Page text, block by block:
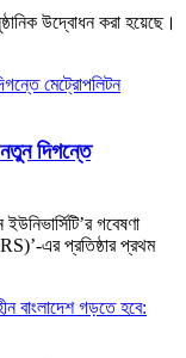
উদ্বোধন করা হয়েছে।
দিগন্তে
গবেষণা
এর প্রতিষ্ঠার প্রথম